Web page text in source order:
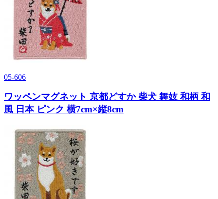
05-606
ワッペンマグネット 京都どすか 柴犬 舞妓 和柄 和
風 日本 ピンク 横7cm×縦8cm